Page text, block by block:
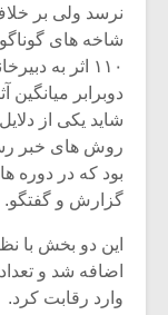
نرسد ولی بر
شاخه های
۱۱۰ اثر به
دوبرابر
شاید یکی از
روش های خبر
بود که در
گزارش و گفتگو.
این دو بخش با
اضافه شد و
وارد رقابت کرد.